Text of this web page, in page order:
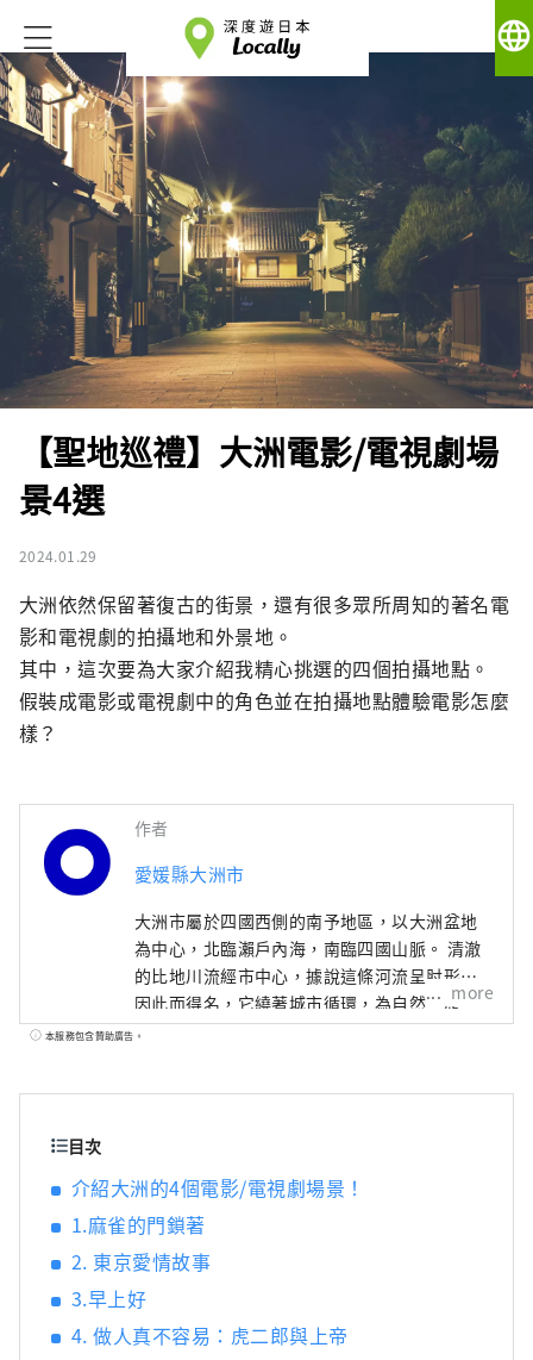
language
【聖地巡禮】大洲電影/電視劇場
景4選
2024.01.29
大洲依然保留著復古的街景，還有很多眾所周知的著名電
影和電視劇的拍攝地和外景地。
其中，這次要為大家介紹我精心挑選的四個拍攝地點。
假裝成電影或電視劇中的角色並在拍攝地點體驗電影怎麼
樣？
作者
愛媛縣大洲市
大洲市屬於四國西側的南予地區，以大洲盆地
為中心，北臨瀨戶內海，南臨四國山脈。 清澈
的比地川流經市中心，據說這條河流呈肘形，
因此而得名，它繞著城市循環，為自然、歷
史、文化和社會帶來了許多福祉。 江戶時代，
more
本服務包含贊助廣告。
目次
介紹大洲的4個電影/電視劇場景！
1.麻雀的門鎖著
2. 東京愛情故事
3.早上好
4. 做人真不容易：虎二郎與上帝